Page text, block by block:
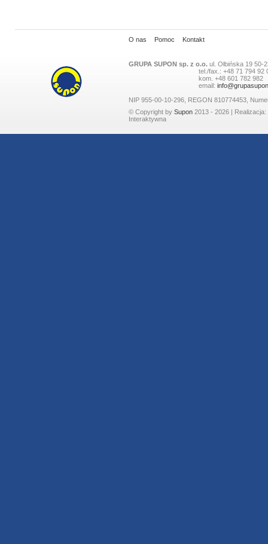
O nas Pomoc Kontakt
GRUPA SUPON sp. z o.o. ul. Ołbińska 19 50-
tel./fax.: +48 71 794 92
kom. +48 601 782 982
email:
NIP 955-00-10-296, REGON 810774453,
© Copyright by Supon 2013 - 2026 | Realizacja:
Interaktywna